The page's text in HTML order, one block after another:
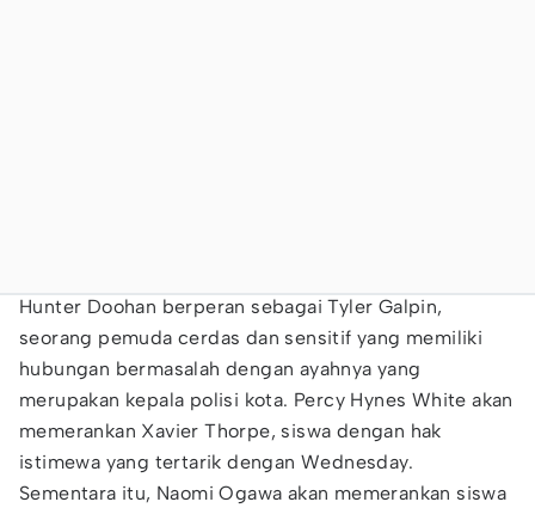
Hunter Doohan berperan sebagai Tyler Galpin,
seorang pemuda cerdas dan sensitif yang memiliki
hubungan bermasalah dengan ayahnya yang
merupakan kepala polisi kota. Percy Hynes White akan
memerankan Xavier Thorpe, siswa dengan hak
istimewa yang tertarik dengan Wednesday.
Sementara itu, Naomi Ogawa akan memerankan siswa